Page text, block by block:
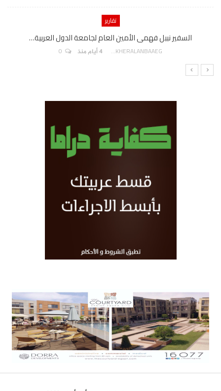
تقارير
السفير نببل فهمى الأمين العام لجامعة الدول العربية…
AKHERALANBAAEG 4 أيام منذ